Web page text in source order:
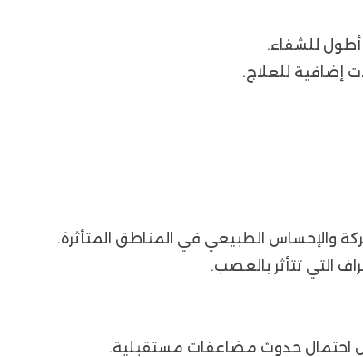
للشفاء.
إضافية للعلاج.
والإحساس الطبيعي في المناطق المتأثرة.
التي تتأثر بالعصب.
احتمال حدوث مضاعفات مستقبلية.